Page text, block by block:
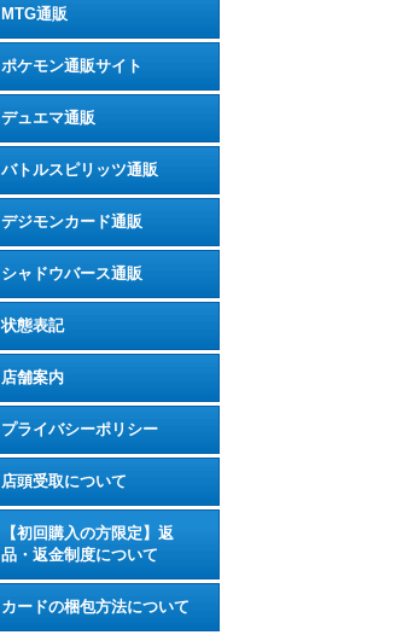
MTG通販
ポケモン通販サイト
デュエマ通販
バトルスピリッツ通販
デジモンカード通販
シャドウバース通販
状態表記
店舗案内
プライバシーポリシー
店頭受取について
【初回購入の方限定】返
品・返金制度について
カードの梱包方法について